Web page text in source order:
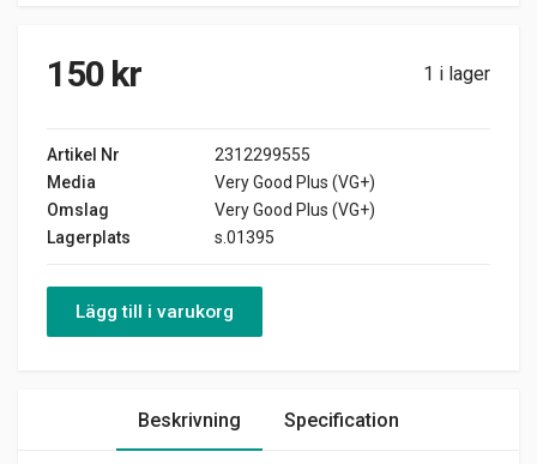
150 kr 1 i lager
Artikel Nr
2312299555
Media
Very Good Plus (VG+)
Omslag
Very Good Plus (VG+)
Lagerplats
s.01395
Lägg till i varukorg
Beskrivning Specification